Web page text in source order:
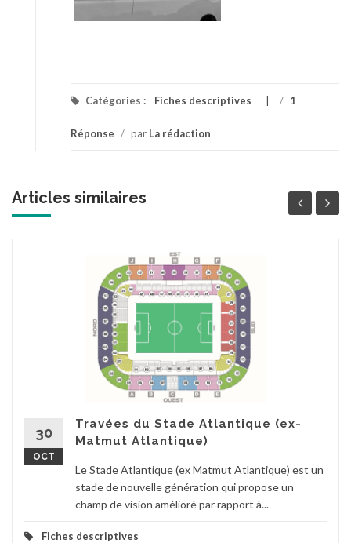
Catégories : Fiches descriptives / 1
Réponse / par La rédaction
Articles similaires
30
OCT
Travées du Stade Atlantique (ex-
Matmut Atlantique)
Le Stade Atlantique (ex Matmut Atlantique) est un
stade de nouvelle génération qui propose un
champ de vision amélioré par rapport à...
Fiches descriptives